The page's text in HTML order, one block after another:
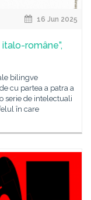
16 Jun 2025
române”,
bilingve
cu partea a patra a
serie de intelectuali
în care